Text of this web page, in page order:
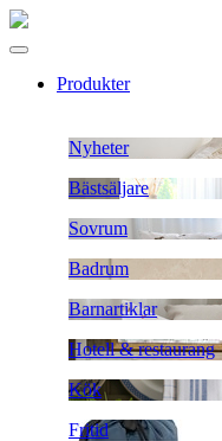
Produkter
Nyheter
Bästsäljare
Sovrum
Badrum
Barnartiklar
Hotell & restaurang
Kök
Fritid